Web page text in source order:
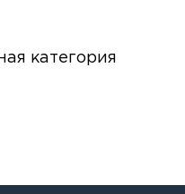
категория